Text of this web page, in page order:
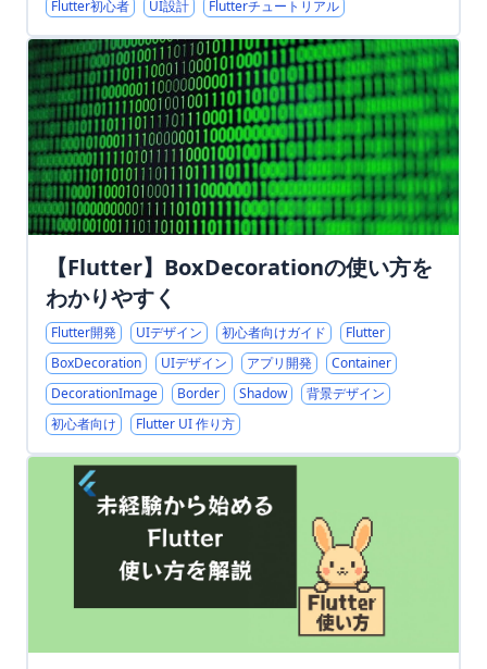
Flutter初心者 UI設計 Flutterチュートリアル
【Flutter】BoxDecorationの使い方を
わかりやすく
Flutter開発 UIデザイン 初心者向けガイド
Flutter
BoxDecoration
UIデザイン アプリ開発
Container
DecorationImage
Border Shadow
背景デザイン
初心者向け
Flutter UI 作り方